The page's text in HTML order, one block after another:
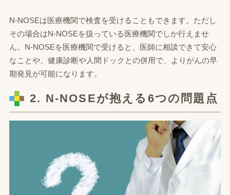
N-NOSEは医療機関で検査を受けることもできます。ただし
その場合はN-NOSEを扱っている医療機関でしか行えませ
ん。N-NOSEを医療機関で受けると、医師に相談できて安心
なことや、健康診断や人間ドックとの併用で、よりがんの早
期発見が可能になります。
2. N-NOSEが抱える6つの問題点